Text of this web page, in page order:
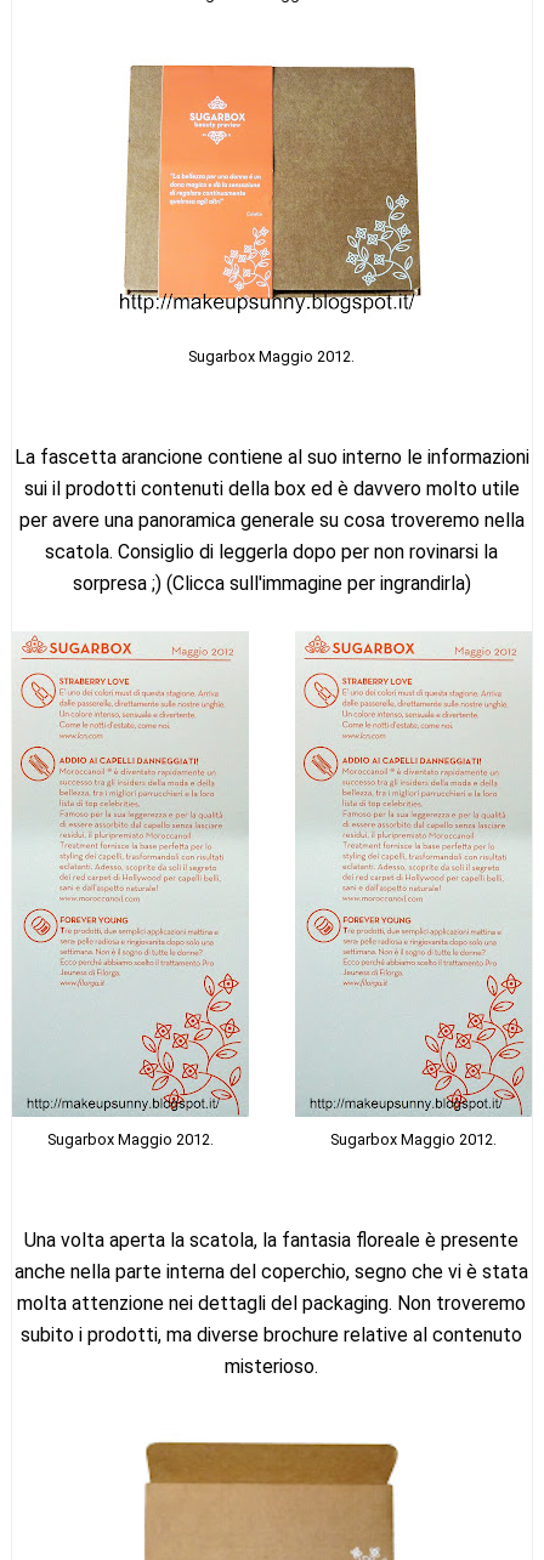
Sugarbox Maggio 2012.
La fascetta arancione contiene al suo interno le informazioni
sui il prodotti contenuti della box ed è davvero molto utile
per avere una panoramica generale su cosa troveremo nella
scatola. Consiglio di leggerla dopo per non rovinarsi la
sorpresa ;) (Clicca sull'immagine per ingrandirla)
Sugarbox Maggio 2012.
Sugarbox Maggio 2012.
Una volta aperta la scatola, la fantasia floreale è presente
anche nella parte interna del coperchio, segno che vi è stata
molta attenzione nei dettagli del packaging. Non troveremo
subito i prodotti, ma diverse brochure relative al contenuto
misterioso.